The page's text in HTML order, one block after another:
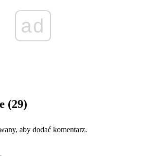
ad
(29)
aby dodać komentarz.